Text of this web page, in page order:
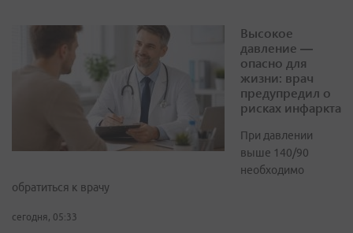
Высокое
давление —
опасно для
жизни: врач
предупредил о
рисках инфаркта
При давлении
выше 140/90
необходимо
обратиться к врачу
сегодня, 05:33